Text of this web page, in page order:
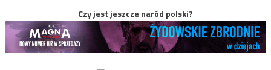
Czy jest jeszcze naród polski?